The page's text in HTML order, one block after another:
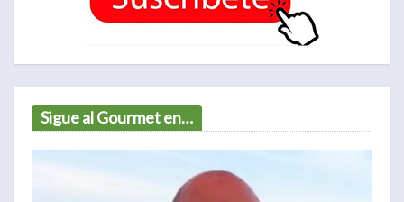
Sigue al Gourmet en…